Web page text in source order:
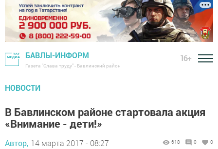
БАВЛЫ-ИНФОРМ
Газета "Слава труду" - Бавлинский район
16+
НОВОСТИ
В Бавлинском районе стартовала акция
«Внимание - дети!»
Автор, 14 марта 2017 - 08:27 618 0 0